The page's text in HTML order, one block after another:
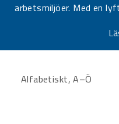
arbetsmiljöer. Med en
för arbetsstationer,